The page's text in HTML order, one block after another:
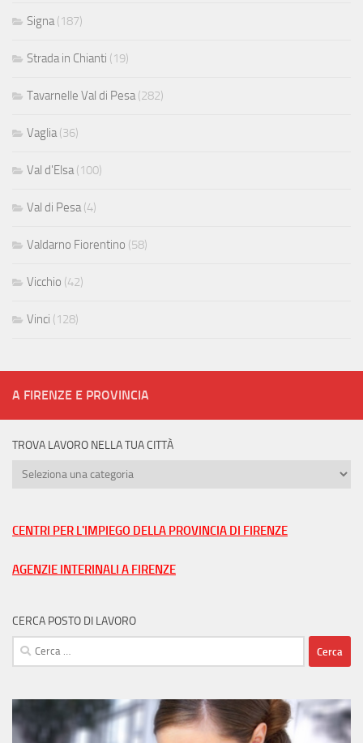
Signa(187)
Strada in Chianti (19)
Tavarnelle Val di Pesa(282)
Vaglia(36)
Val d'Elsa(100)
Val di Pesa(4)
Valdarno Fiorentino (58)
Vicchio (42)
Vinci (128)
A FIRENZE E PROVINCIA
TROVA LAVORO NELLA TUA CITTÀ
Trova
tua
CENTRI PER L'IMPIEGO DELLA PROVINCIA DI FIRENZE
AGENZIE INTERINALI A FIRENZE
CERCA POSTO DI LAVORO
Ricerca
per: